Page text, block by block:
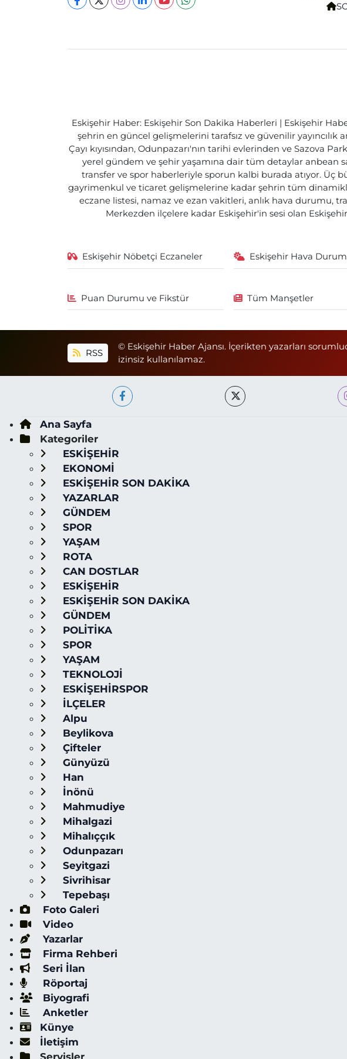
Eskişehir Haber: Eskişehir Son Dakika Haberleri | Eskişehir
şehrin en güncel gelişmelerini tarafsız ve güvenilir
Çayı kıyısından, Odunpazarı'nın tarihi evlerinden ve Sazova
yerel gündem ve şehir yaşamına dair tüm detaylar anbean
transfer ve spor haberleriyle sporun kalbi burada atıyor. Üç
gayrimenkul ve ticaret gelişmelerine kadar şehrin tüm
eczane listesi, namaz ve ezan vakitleri, anlık hava durumu,
Merkezden ilçelere kadar Eskişehir'in sesi olan
Eskişehir Nöbetçi Eczaneler Eskişehir Hava
Puan Durumu ve Fikstür Tüm Manşetler
RSS
© Eskişehir Haber Ajansı. İçerikten yazarları
izinsiz kullanılamaz.
Ana Sayfa
Kategoriler
ESKİŞEHİR
EKONOMİ
ESKİŞEHİR SON DAKİKA
YAZARLAR
GÜNDEM
SPOR
YAŞAM
ROTA
CAN DOSTLAR
ESKİŞEHİR
ESKİŞEHİR SON DAKİKA
GÜNDEM
POLİTİKA
SPOR
YAŞAM
TEKNOLOJİ
ESKİŞEHİRSPOR
İLÇELER
Alpu
Beylikova
Çifteler
Günyüzü
Han
İnönü
Mahmudiye
Mihalgazi
Mihalıççık
Odunpazarı
Seyitgazi
Sivrihisar
Tepebaşı
Foto Galeri
Video
Yazarlar
Firma Rehberi
Seri İlan
Röportaj
Biyografi
Anketler
Künye
İletişim
Servisler